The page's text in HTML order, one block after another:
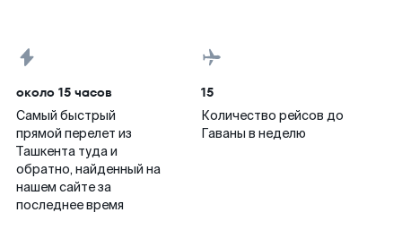
около 15 часов
Самый быстрый
прямой перелет из
Ташкента туда и
обратно, найденный на
нашем сайте за
последнее время
15
Количество рейсов до
Гаваны в неделю